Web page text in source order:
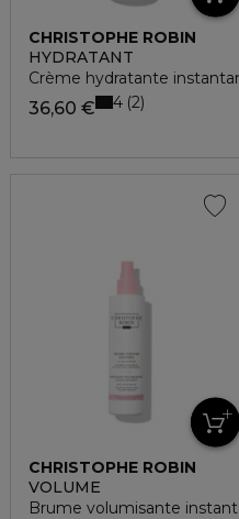
CHRISTOPHE ROBIN
HYDRATANT
Crème hydratante
36,60 € 4 2
CHRISTOPHE ROBIN
VOLUME
Brume volumisante